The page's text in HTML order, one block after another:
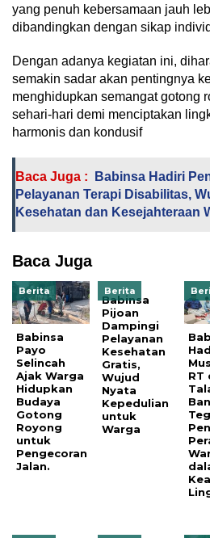
yang penuh kebersamaan jauh
dibandingkan dengan sikap
Dengan adanya kegiatan ini,
semakin sadar akan pentingnya
menghidupkan semangat gotong
sehari-hari demi menciptakan
harmonis dan kondusif
Baca Juga :
Babinsa Hadiri
Pelayanan Terapi Disabilitas,
Kesehatan dan Kesejahteraan
Baca Juga
Berita
Babinsa
Payo
Selincah
Ajak Warga
Hidupkan
Budaya
Gotong
Royong
untuk
Pengecoran
Jalan.
Berita
Babinsa
Pijoan
Dampingi
Pelayanan
Kesehatan
Gratis,
Wujud
Nyata
Kepedulian
untuk
Warga
RT